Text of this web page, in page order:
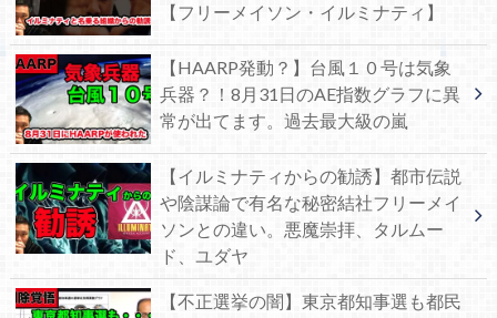
【フリーメイソン・イルミナティ】
【HAARP発動？】台風１０号は気象
兵器？！8月31日のAE指数グラフに異
常が出てます。過去最大級の嵐
【イルミナティからの勧誘】都市伝説
や陰謀論で有名な秘密結社フリーメイ
ソンとの違い。悪魔崇拝、タルムー
ド、ユダヤ
【不正選挙の闇】東京都知事選も都民